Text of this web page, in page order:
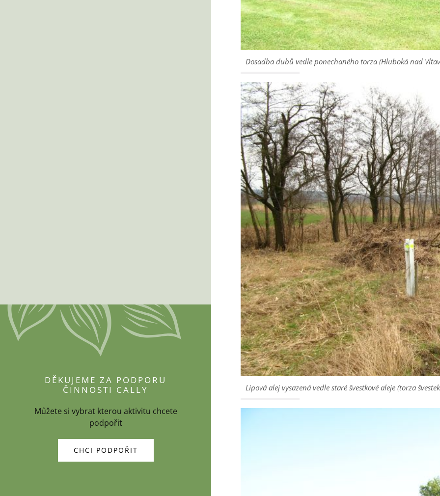
Dosadba dubů vedle ponechaného torza (Hluboká nad
Lipová alej vysazená vedle staré švestkové aleje (torza
DĚKUJEME ZA PODPORU
ČINNOSTI CALLY
Můžete si vybrat kterou aktivitu chcete
podpořit
CHCI PODPOŘIT